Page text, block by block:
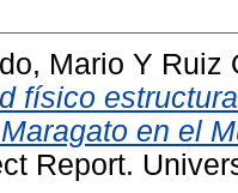
Mario Y Ruiz
físico
en el
Report.